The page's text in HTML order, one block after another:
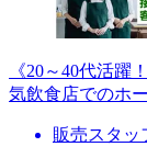
《20～40代活
気飲食店でのホ
販売スタッ